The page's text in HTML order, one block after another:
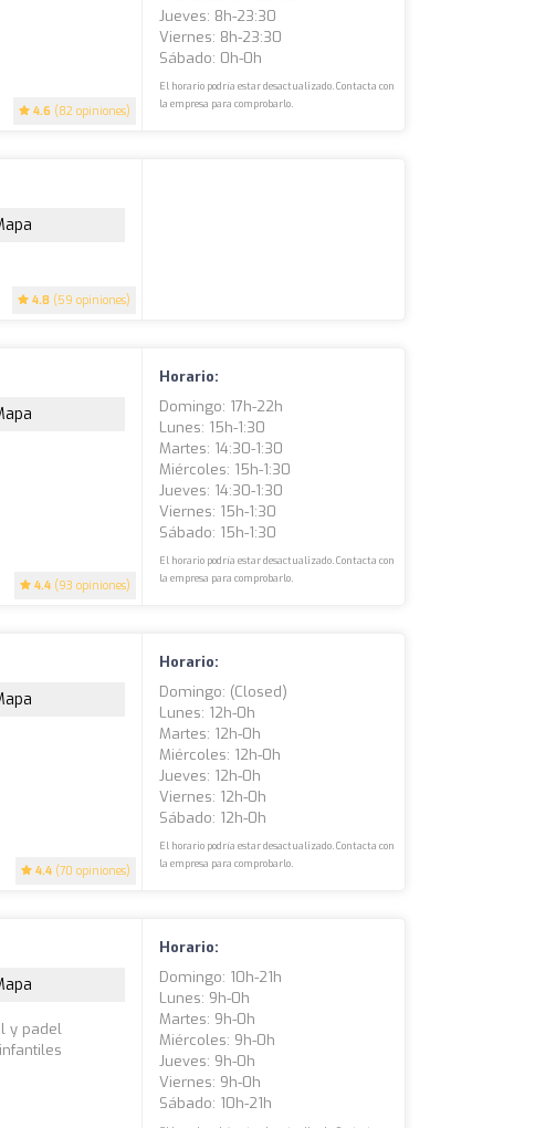
4.6 (82 opiniones)
Jueves: 8h-23:30
Viernes: 8h-23:30
Sábado: 0h-0h
El horario podría estar desactualizado. Contacta con
la empresa para comprobarlo.
4.8 (59 opiniones)
4.4 (93 opiniones)
Horario:
Domingo: 17h-22h
Lunes: 15h-1:30
Martes: 14:30-1:30
Miércoles: 15h-1:30
Jueves: 14:30-1:30
Viernes: 15h-1:30
Sábado: 15h-1:30
El horario podría estar desactualizado. Contacta con
la empresa para comprobarlo.
4.4 (70 opiniones)
Horario:
Domingo: (closed)
Lunes: 12h-0h
Martes: 12h-0h
Miércoles: 12h-0h
Jueves: 12h-0h
Viernes: 12h-0h
Sábado: 12h-0h
El horario podría estar desactualizado. Contacta con
la empresa para comprobarlo.
y padel
Horario:
Domingo: 10h-21h
Lunes: 9h-0h
Martes: 9h-0h
Miércoles: 9h-0h
Jueves: 9h-0h
Viernes: 9h-0h
Sábado: 10h-21h